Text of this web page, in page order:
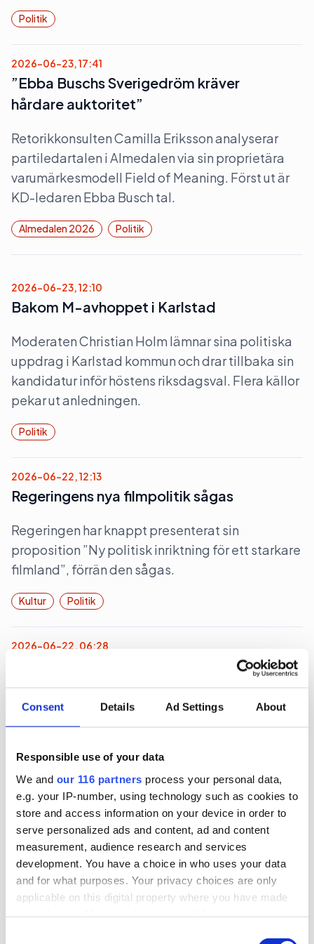
Consent Details Ad Settings About
Responsible use of your data
We and our 116 partners process your personal data,
e.g. your IP-number, using technology such as cookies to
store and access information on your device in order to
serve personalized ads and content, ad and content
measurement, audience research and services
development. You have a choice in who uses your data
and for what purposes. Your privacy choices are only
applicable on this digital property where you have made
Politik
2026-06-23, 17:41
”Ebba Buschs Sverigedröm kräver
hårdare auktoritet”
Retorikkonsulten Camilla Eriksson analyserar
partiledartalen i Almedalen via sin proprietära
varumärkesmodell Field of Meaning. Först ut är
KD-ledaren Ebba Busch tal.
Almedalen 2026 Politik
2026-06-23, 12:10
Bakom M-avhoppet i Karlstad
Moderaten Christian Holm lämnar sina politiska
uppdrag i Karlstad kommun och drar tillbaka sin
kandidatur inför höstens riksdagsval. Flera källor
pekar ut anledningen.
Politik
2026-06-22, 12:13
Regeringens nya filmpolitik sågas
Regeringen har knappt presenterat sin
proposition ”Ny politisk inriktning för ett starkare
filmland”, förrän den sågas.
Kultur Politik
2026-06-22, 06:28
turistkampanjar
valturné i Sverige. Dock blir det flera klassiska
turistorter.
Politik Val 2026
2026-06-16, 07:48
Gruvbolag och branschorganisation
halvjublar över skrotat uran-veto